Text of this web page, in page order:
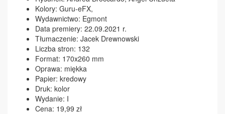
Kolory: Guru-eFX,
Wydawnictwo: Egmont
Data premiery: 22.09.2021 r.
Tłumaczenie: Jacek Drewnowski
Liczba stron: 132
Format: 170x260 mm
Oprawa: miękka
Papier: kredowy
Druk: kolor
Wydanie: I
Cena: 19,99 zł